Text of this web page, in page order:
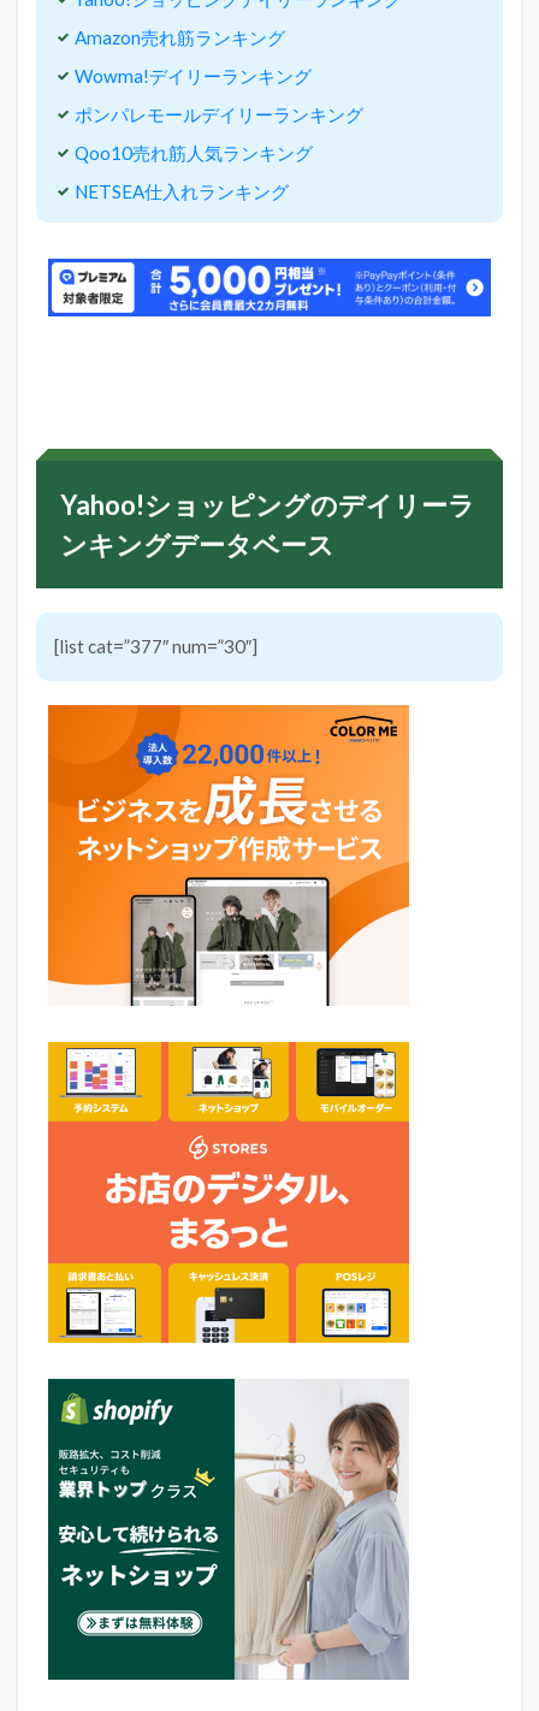
Amazon売れ筋ランキング
Wowma!デイリーランキング
ポンパレモールデイリーランキング
Qoo10売れ筋人気ランキング
NETSEA仕入れランキング
Yahoo!ショッピングのデイリーラ
ンキングデータベース
[list cat=”377″ num=”30″]